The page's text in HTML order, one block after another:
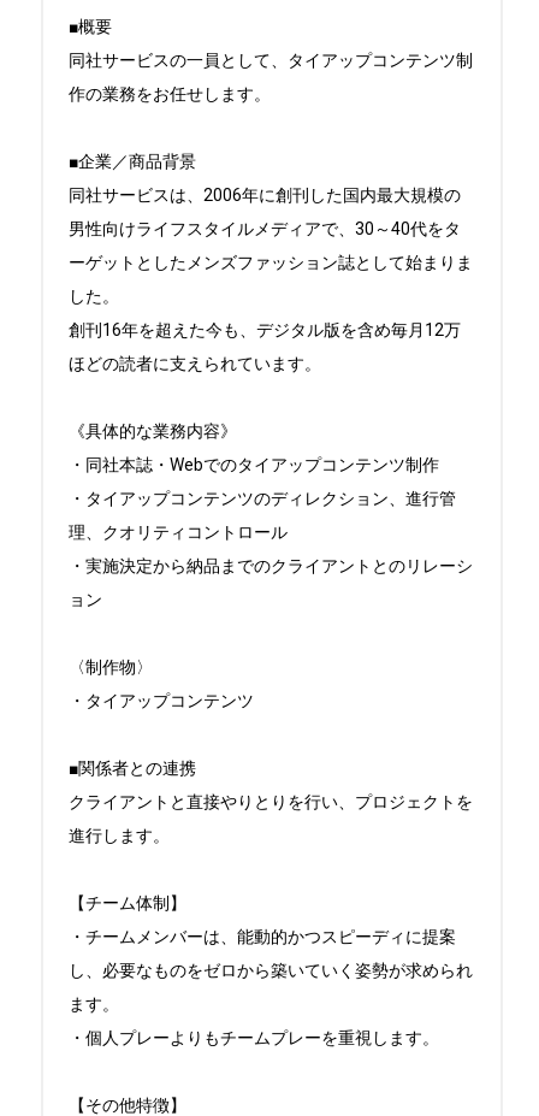
■概要
同社サービスの一員として、タイアップコンテンツ制
作の業務をお任せします。
■企業／商品背景
同社サービスは、2006年に創刊した国内最大規模の
男性向けライフスタイルメディアで、30～40代をタ
ーゲットとしたメンズファッション誌として始まりま
した。
創刊16年を超えた今も、デジタル版を含め毎月12万
ほどの読者に支えられています。
《具体的な業務内容》
・同社本誌・Webでのタイアップコンテンツ制作
・タイアップコンテンツのディレクション、進行管
理、クオリティコントロール
・実施決定から納品までのクライアントとのリレーシ
ョン
〈制作物〉
・タイアップコンテンツ
■関係者との連携
クライアントと直接やりとりを行い、プロジェクトを
進行します。
【チーム体制】
・チームメンバーは、能動的かつスピーディに提案
し、必要なものをゼロから築いていく姿勢が求められ
ます。
・個人プレーよりもチームプレーを重視します。
【その他特徴】